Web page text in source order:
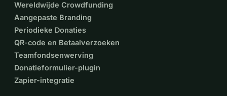
Wereldwijde Crowdfunding
Aangepaste Branding
Periodieke Donaties
QR-code en Betaalverzoeken
Teamfondsenwerving
Donatieformulier-plugin
Zapier-integratie